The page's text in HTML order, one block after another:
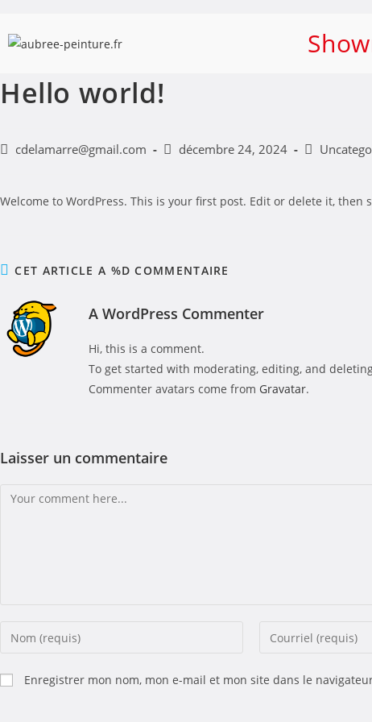
Hello world!
cdelamarre@gmail.com décembre 24, 2024
Welcome to WordPress. This is your first post. Edit or delete it, then
CET ARTICLE A %D COMMENTAIRE
A WordPress Commenter
Hi, this is a comment.
To get started with moderating, editing, and
Commenter avatars come from Gravatar.
Laisser un commentaire
Enregistrer mon nom, mon e-mail et mon site dans le